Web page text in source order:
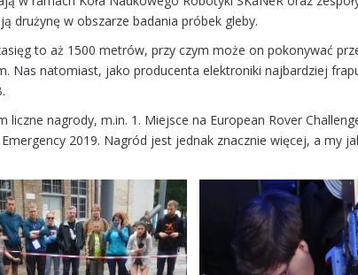
drużynę w obszarze badania próbek gleby.
to aż 1500 metrów, przy czym może on pokonywać
Nas natomiast, jako producenta elektroniki najbardziej
liczne nagrody, m.in. 1. Miejsce na European Rover
2019. Nagród jest jednak znacznie więcej, a my